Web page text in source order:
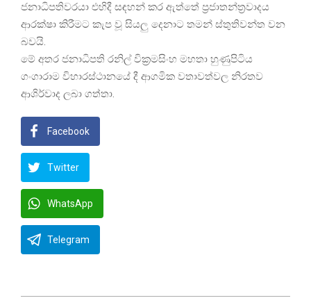
ජනාධිපතිවරයා එහිදී සඳහන් කර ඇත්තේ ප්‍රජාතන්ත්‍රවාදය
ආරක්ෂා කිරීමට කැප වූ සියලු දෙනාට තමන් ස්තුතිවන්ත වන
බවයි.
මේ අතර ජනාධිපති රනිල් වික්‍රමසිංහ මහතා හුණුපිටිය
ගංගාරාම විහාරස්ථානයේ දී ආගමික වතාවත්වල නිරතව
ආශිර්වාද ලබා ගත්තා.
Facebook
Twitter
WhatsApp
Telegram